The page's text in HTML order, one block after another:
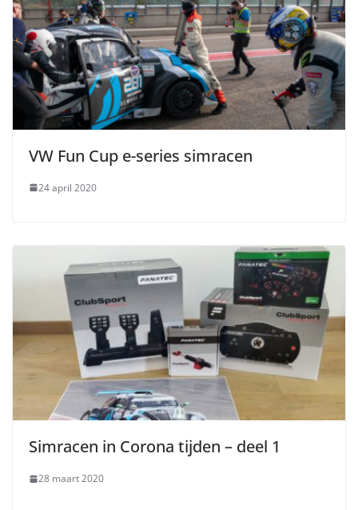
VW Fun Cup e-series simracen
24 april 2020
Simracen in Corona tijden – deel 1
28 maart 2020